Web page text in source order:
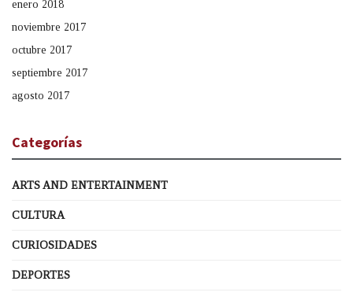
enero 2018
noviembre 2017
octubre 2017
septiembre 2017
agosto 2017
Categorías
ARTS AND ENTERTAINMENT
CULTURA
CURIOSIDADES
DEPORTES